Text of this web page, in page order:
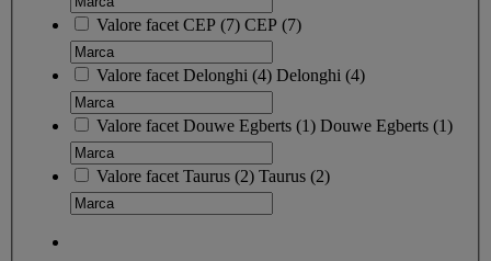
Valore facet CEP (7) CEP (7)
Valore facet Delonghi (4) Delonghi (4)
Valore facet Douwe Egberts (1) Douwe Egberts (1)
Valore facet Taurus (2) Taurus (2)